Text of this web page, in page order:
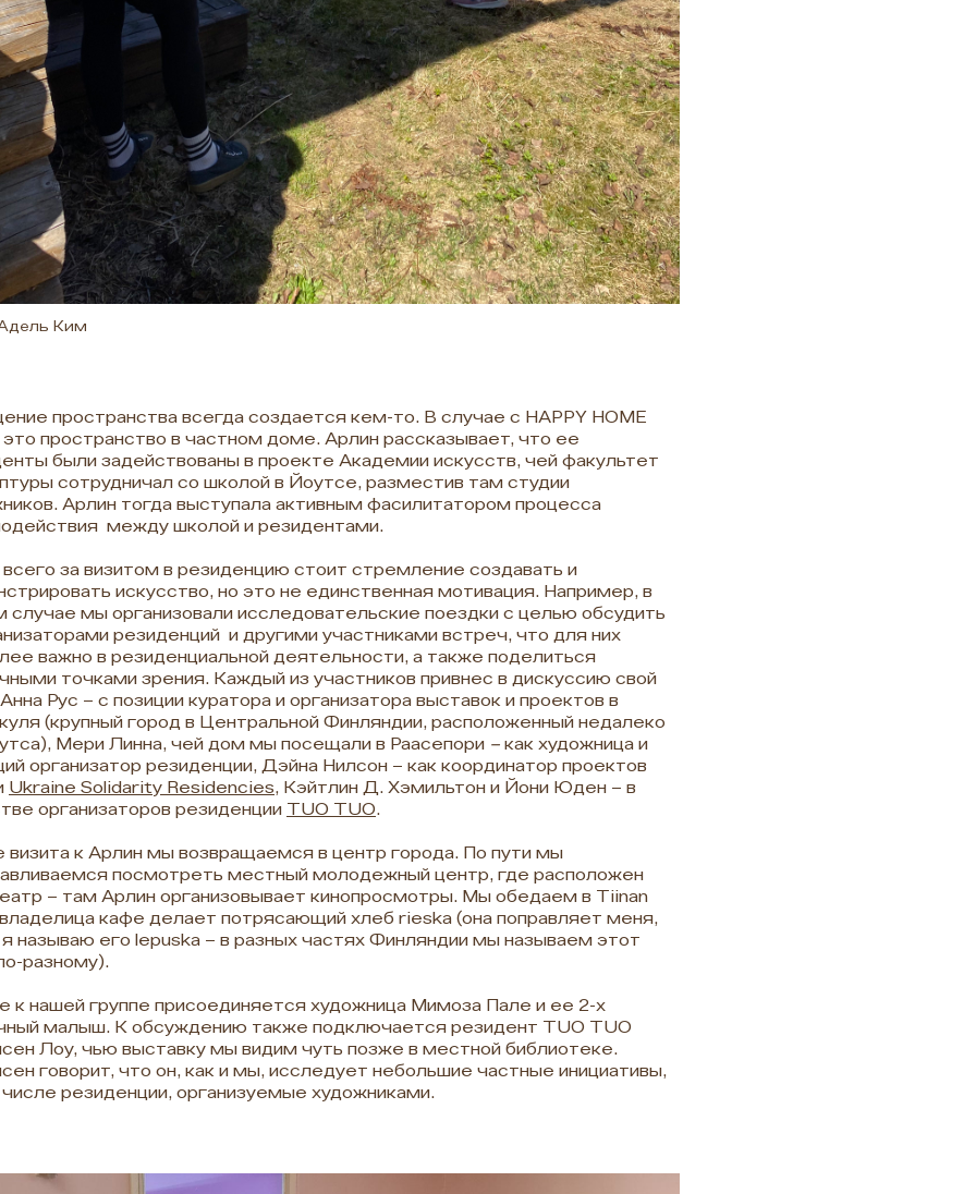
Ким
пространства всегда создается кем-то. В случае с HAPPY HOME
это пространство в частном доме. Арлин рассказывает, что ее
были задействованы в проекте Академии искусств, чей факультет
сотрудничал со школой в Йоутсе, разместив там студии
Арлин тогда выступала активным фасилитатором процесса
между школой и резидентами.
за визитом в резиденцию стоит стремление создавать и
искусство, но это не единственная мотивация. Например, в
случае мы организовали исследовательские поездки с целью обсудить
резиденций и другими участниками встреч, что для них
важно в резиденциальной деятельности, а также поделиться
точками зрения. Каждый из участников привнес в дискуссию свой
Рус – с позиции куратора и организатора выставок и проектов в
(крупный город в Центральной Финляндии, расположенный недалеко
Мери Линна, чей дом мы посещали в Раасепори­ – как художница и
организатор резиденции, Дэйна Нилсон – как координатор проектов
Ukraine Solidarity Residencies, Кэйтлин Д. Хэмильтон и Йони Юден – в
организаторов резиденции TUO TUO.
визита к Арлин мы возвращаемся в центр города. По пути мы
посмотреть местный молодежный центр, где расположен
– там Арлин организовывает кинопросмотры. Мы обедаем в Tiinan
кафе делает потрясающий хлеб rieska (она поправляет меня,
я называю его lepuska – в разных частях Финляндии мы называем этот
разному).
к нашей группе присоединяется художница Мимоза Пале и ее 2-х
малыш. К обсуждению также подключается резидент TUO TUO
Лоу, чью выставку мы видим чуть позже в местной библиотеке.
говорит, что он, как и мы, исследует небольшие частные инициативы,
резиденции, организуемые художниками.